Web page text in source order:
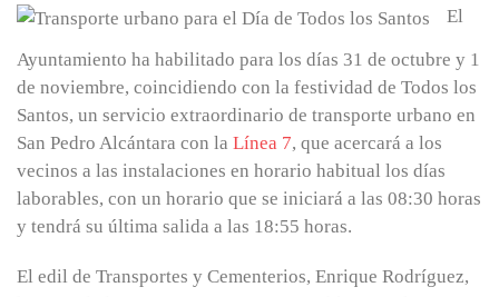
El
Ayuntamiento ha habilitado para los días 31 de octubre y 1
de noviembre, coincidiendo con la festividad de Todos los
Santos, un servicio extraordinario de transporte urbano en
San Pedro Alcántara con la Línea 7, que acercará a los
vecinos a las instalaciones en horario habitual los días
laborables, con un horario que se iniciará a las 08:30 horas
y tendrá su última salida a las 18:55 horas.
El edil de Transportes y Cementerios, Enrique Rodríguez,